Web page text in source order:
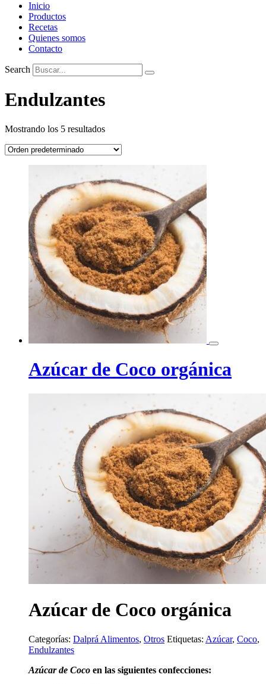
Inicio
Productos
Recetas
Quienes somos
Contacto
Search
Endulzantes
Mostrando los 5 resultados
Azúcar de Coco orgánica
Azúcar de Coco orgánica
Categorías: Dalprá Alimentos, Otros Etiquetas: Azúcar, Coco,
Endulzantes
Azúcar de Coco en las siguientes confecciones: